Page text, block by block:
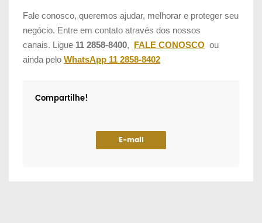
Fale conosco, queremos ajudar, melhorar e proteger seu
negócio. Entre em contato através dos nossos
canais. Ligue 11 2858-8400, FALE CONOSCO ou
ainda pelo WhatsApp 11 2858-8402
Compartilhe!
E-mail